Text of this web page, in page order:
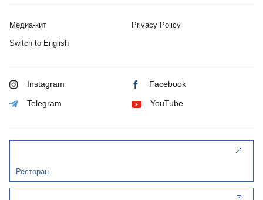
Медиа-кит Privacy Policy
Switch to English
Instagram Facebook
Telegram YouTube
Ресторан